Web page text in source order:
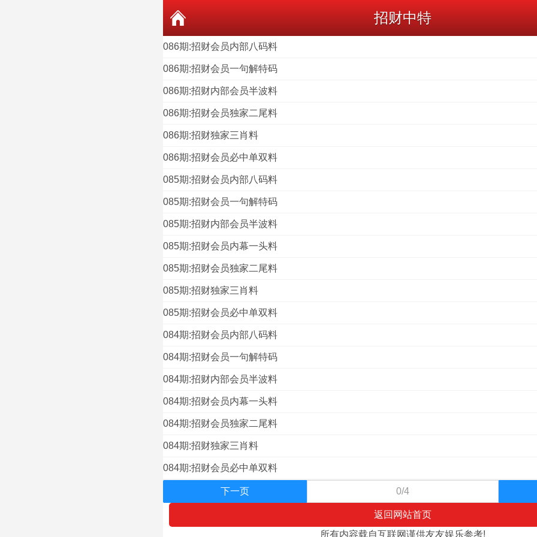
招财中特
086期:招财会员内部八码料
086期:招财会员一句解特码
086期:招财内部会员半波料
086期:招财会员独家二尾料
086期:招财独家三肖料
086期:招财会员必中单双料
085期:招财会员内部八码料
085期:招财会员一句解特码
085期:招财内部会员半波料
085期:招财会员内幕一头料
085期:招财会员独家二尾料
085期:招财独家三肖料
085期:招财会员必中单双料
084期:招财会员内部八码料
084期:招财会员一句解特码
084期:招财内部会员半波料
084期:招财会员内幕一头料
084期:招财会员独家二尾料
084期:招财独家三肖料
084期:招财会员必中单双料
下一页 0/4
返回网站首页
所有内容载自互联网谨供友友娱乐参考!